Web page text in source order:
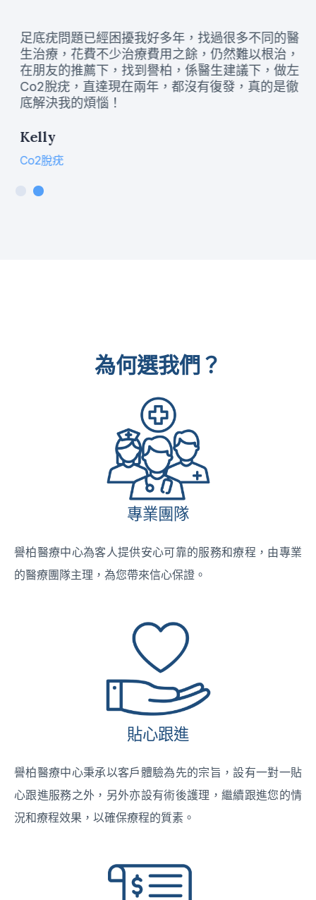
在眼下有粒粒已經是很多年了，一直沒有理會，但
最近發現越來越礙眼，所以找到譽柏。今次是我體
驗一次非常好的體驗，他們除了有專業醫生細心解
答咨詢外，護士團隊仲定期跟進，真的很貼心 !
汗管瘤治療
為何選我們？
專業團隊
譽柏醫療中心為客人提供安心可靠的服務和療程，由專業
的醫療團隊主理，為您帶來信心保證。
貼心跟進
譽柏醫療中心秉承以客戶體驗為先的宗旨，設有一對一貼
心跟進服務之外，另外亦設有術後護理，繼續跟進您的情
況和療程效果，以確保療程的質素。